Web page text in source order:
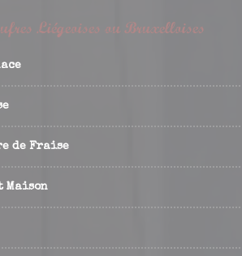
Liégeoises ou Bruxelloises
de Fraise
Maison